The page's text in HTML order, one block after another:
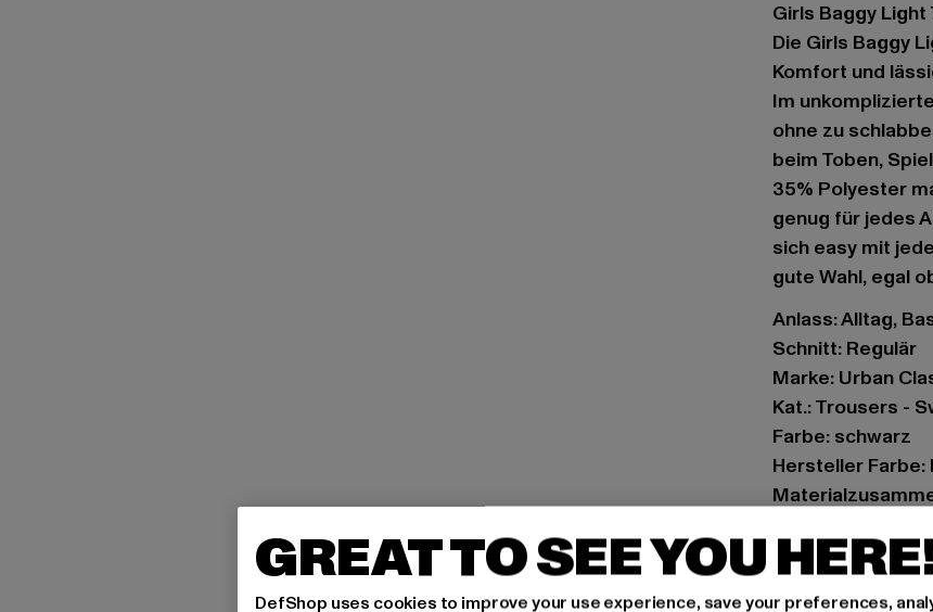
Girls Baggy Light
Die Girls Baggy
Komfort und
Im
ohne zu
beim Toben,
35% Polyester
genug für jedes
sich easy mit
gute Wahl, egal
Anlass: Alltag,
Schnitt: Regulär
Marke: Urban
Kat.: Trousers -
Farbe: schwarz
Hersteller Farbe:
Hersteller: TB
GREAT TO SEE YOU
DefShop uses cookies to improve your use experience, save your preferences,